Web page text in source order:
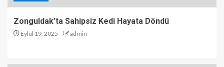
Zonguldak’ta Sahipsiz Kedi Hayata Döndü
Eylül 19, 2025 admin